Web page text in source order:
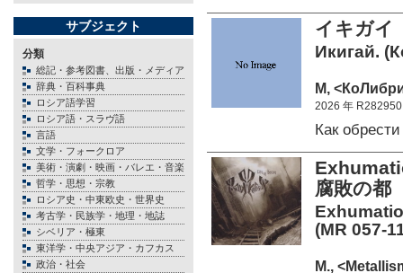
サブジェクト
分類
総記・参考図書、出版・メディア
辞典・百科事典
ロシア語学習
ロシア語・スラヴ語
言語
文学・フォークロア
美術・演劇・映画・バレエ・音楽
哲学・思想・宗教
ロシア史・中東欧史・世界史
考古学・民族学・地理・地誌
シベリア・極東
東洋学・中央アジア・カフカス
政治・社会
イキガイ
Икигай.
М,
2026 年 R282950
Как
腐敗の
(MR 057-
М.,